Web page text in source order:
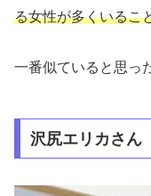
る女性が多くいるこ
一番似ていると思っ
沢尻エリカさん